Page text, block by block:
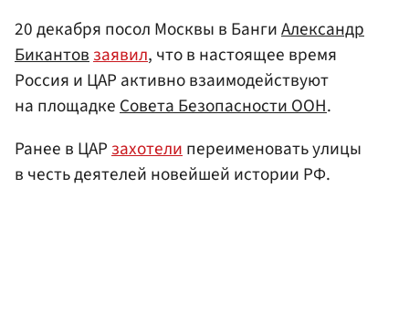
20 декабря посол Москвы в БангиАлександр
Бикантовзаявил, что в настоящее время
Россия и ЦАР активно взаимодействуют
на площадкеСовета Безопасности ООН.
Ранее в ЦАРзахотелипереименовать улицы
в честь деятелей новейшей истории РФ.